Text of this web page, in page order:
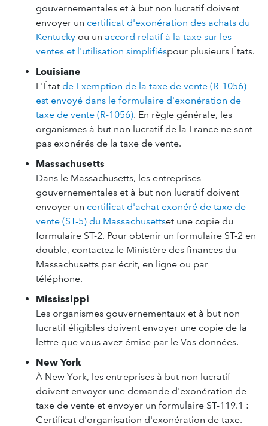
gouvernementales et à but non lucratif doivent
envoyer un certificat d'exonération des achats du
Kentucky ou un accord relatif à la taxe sur les
ventes et l'utilisation simplifiéspour plusieurs États.
Louisiane
L'État de Exemption de la taxe de vente (R-1056)
est envoyé dans le formulaire d'exonération de
taxe de vente (R-1056). En règle générale, les
organismes à but non lucratif de la France ne sont
pas exonérés de la taxe de vente.
Massachusetts
Dans le Massachusetts, les entreprises
gouvernementales et à but non lucratif doivent
envoyer un certificat d'achat exonéré de taxe de
vente (ST-5) du Massachusettset une copie du
formulaire ST-2. Pour obtenir un formulaire ST-2 en
double, contactez le Ministère des finances du
Massachusetts par écrit, en ligne ou par
téléphone.
Mississippi
Les organismes gouvernementaux et à but non
lucratif éligibles doivent envoyer une copie de la
lettre que vous avez émise par le Vos données.
New York
À New York, les entreprises à but non lucratif
doivent envoyer une demande d'exonération de
taxe de vente et envoyer un formulaire ST-119.1 :
Certificat d'organisation d'exonération de taxe.